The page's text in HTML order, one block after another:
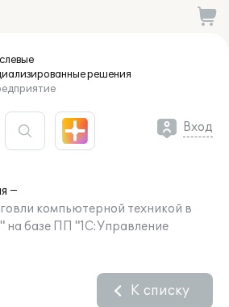
решения
Вход
компьютерной техникой в
на базе ПП "1С:Управление
К списку